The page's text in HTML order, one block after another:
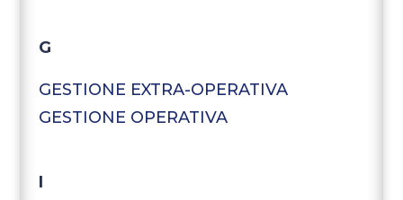
G
GESTIONE EXTRA-OPERATIVA
GESTIONE OPERATIVA
I